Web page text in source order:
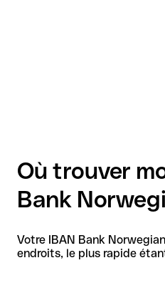
Où trouver
Bank
Votre IBAN Bank
endroits, le plus rapide